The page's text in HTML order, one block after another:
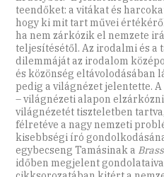
teendőket: a vitákat és
hogy ki mit tart művei
ha nem zárkózik el nemzete
teljesítésétől. Az irodalmi és a
dilemmáját az irodalom
és közönség eltávolodásában
pedig a világnézet jelentette.
– világnézeti alapon
világnézetét tiszteletben
félretéve a nagy nemzeti
kisebbségi író
egybecseng Tamásinak a
időben megjelent